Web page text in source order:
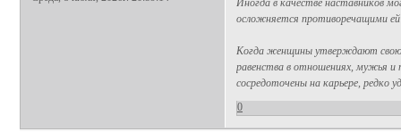
осложняется противоречащими
Когда женщины утверждают свою
равенства в отношениях, мужья
сосредоточены на карьере, редко
0